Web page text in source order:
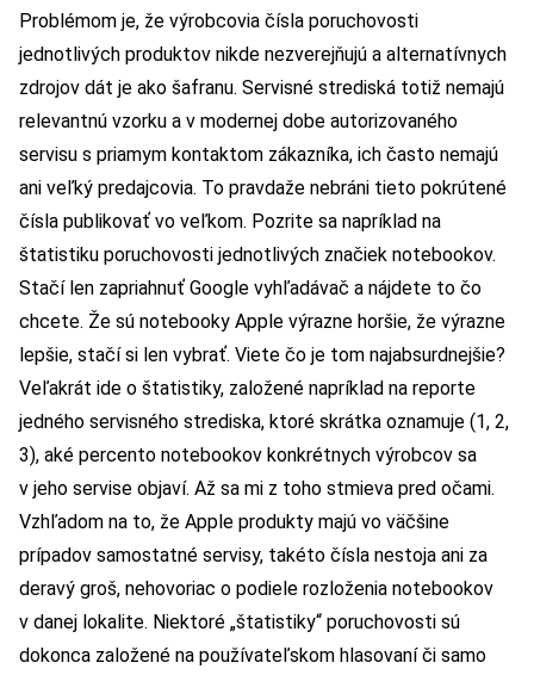
Problémom je, že výrobcovia čísla poruchovosti
jednotlivých produktov nikde nezverejňujú a alternatívnych
zdrojov dát je ako šafranu. Servisné strediská totiž nemajú
relevantnú vzorku a v modernej dobe autorizovaného
servisu s priamym kontaktom zákazníka, ich často nemajú
ani veľký predajcovia. To pravdaže nebráni tieto pokrútené
čísla publikovať vo veľkom. Pozrite sa napríklad na
štatistiku poruchovosti jednotlivých značiek notebookov.
Stačí len zapriahnuť Google vyhľadávač a nájdete to čo
chcete. Že sú notebooky Apple výrazne horšie, že výrazne
lepšie, stačí si len vybrať. Viete čo je tom najabsurdnejšie?
Veľakrát ide o štatistiky, založené napríklad na reporte
jedného servisného strediska, ktoré skrátka oznamuje (1, 2,
3), aké percento notebookov konkrétnych výrobcov sa
v jeho servise objaví. Až sa mi z toho stmieva pred očami.
Vzhľadom na to, že Apple produkty majú vo väčšine
prípadov samostatné servisy, takéto čísla nestoja ani za
deravý groš, nehovoriac o podiele rozloženia notebookov
v danej lokalite. Niektoré „štatistiky“ poruchovosti sú
dokonca založené na používateľskom hlasovaní či samo